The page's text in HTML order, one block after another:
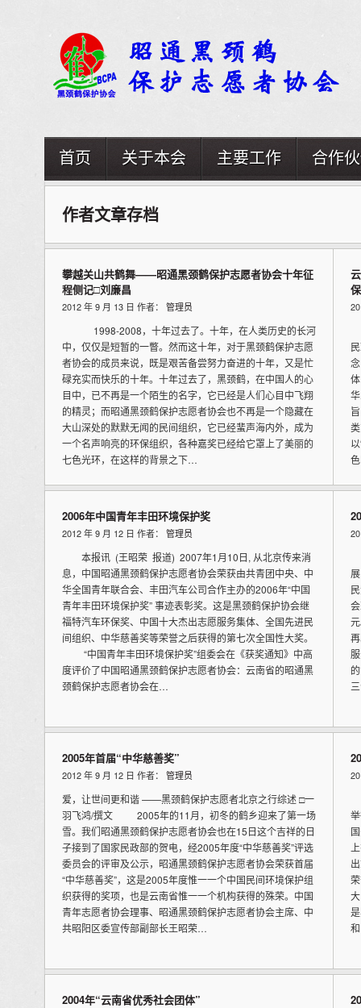
首页 关于本会 主要工作 合作
作者文章存档
攀越关山共鹤舞——昭通黑颈鹤保护志愿者协会十年征
程侧记□刘廉昌
2012 年 9 月 13 日 作者： 管理员
1998-2008，十年过去了。十年，在人类历史的长河
中，仅仅是短暂的一瞥。然而这十年，对于黑颈鹤保护志愿
者协会的成员来说，既是艰苦备尝努力奋进的十年，又是忙
碌充实而快乐的十年。十年过去了，黑颈鹤，在中国人的心
目中，已不再是一个陌生的名字，它已经是人们心目中飞翔
的精灵；而昭通黑颈鹤保护志愿者协会也不再是一个隐藏在
大山深处的默默无闻的民间组织，它已经蜚声海内外，成为
一个名声响亮的环保组织，各种嘉奖已经给它罩上了美丽的
七色光环，在这样的背景之下…
2006年中国青年丰田环境保护奖
2012 年 9 月 12 日 作者： 管理员
本报讯 (王昭荣 报道) 2007年1月10日, 从北京传来消
息，中国昭通黑颈鹤保护志愿者协会荣获由共青团中央、中
华全国青年联合会、丰田汽车公司合作主办的2006年“中国
青年丰田环境保护奖” 事迹表彰奖。这是黑颈鹤保护协会继
福特汽车环保奖、中国十大杰出志愿服务集体、全国先进民
间组织、中华慈善奖等荣誉之后获得的第七次全国性大奖。
“中国青年丰田环境保护奖”组委会在《获奖通知》中高
度评价了中国昭通黑颈鹤保护志愿者协会：云南省的昭通黑
颈鹤保护志愿者协会在…
2005年首届“中华慈善奖”
2012 年 9 月 12 日 作者： 管理员
爱，让世间更和谐 ——黑颈鹤保护志愿者北京之行综述 □一
羽飞鸿/撰文 2005年的11月，初冬的鹤乡迎来了第一场
雪。我们昭通黑颈鹤保护志愿者协会也在15日这个吉祥的日
子接到了国家民政部的贺电，经2005年度“中华慈善奖”评选
委员会的评审及公示，昭通黑颈鹤保护志愿者协会荣获首届
“中华慈善奖”，这是2005年度惟一一个中国民间环境保护组
织获得的奖项，也是云南省惟一一个机构获得的殊荣。中国
青年志愿者协会理事、昭通黑颈鹤保护志愿者协会主席、中
共昭阳区委宣传部副部长王昭荣…
2004年“云南省优秀社会团体”